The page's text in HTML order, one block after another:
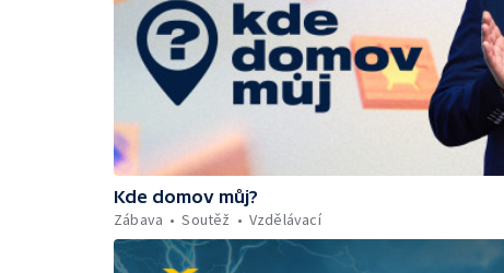
Kde domov můj?
Zábava
Soutěž Vzdělávací